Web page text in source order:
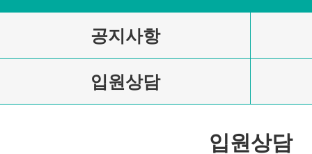
공지사항
입원상담
입원상담